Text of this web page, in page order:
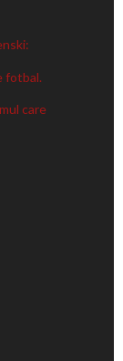
fotbal.
care